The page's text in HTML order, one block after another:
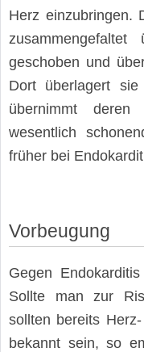
Herz einzubringen.
geschoben und
Dort überlagert
übernimmt
wesentlich
früher bei
Vorbeugung
Gegen
Sollte man zur
sollten bereits
bekannt sein, so